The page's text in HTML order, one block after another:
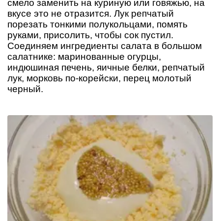
смело заменить на куриную или говяжью, на
вкусе это не отразится. Лук репчатый
порезать тонкими полукольцами, помять
руками, присолить, чтобы сок пустил.
Соединяем ингредиенты салата в большом
салатнике: маринованные огурцы,
индюшиная печень, яичные белки, репчатый
лук, морковь по-корейски, перец молотый
черный.